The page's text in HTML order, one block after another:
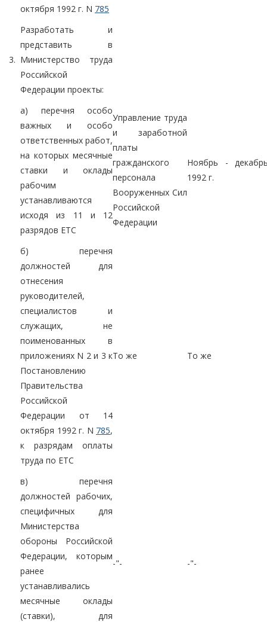
октября 1992 г. N 785
3.
Разработать и
представить в
Министерство труда
Российской
Федерации проекты:
а) перечня особо
важных и особо
ответственных работ,
на которых месячные
ставки и оклады
рабочим
устанавливаются
исходя из 11 и 12
разрядов ЕТС
Управление труда
и заработной
платы
гражданского
персонала
Вооруженных Сил
Российской
Федерации
Ноябрь -
1992 г.
б) перечня
должностей для
отнесения
руководителей,
специалистов и
служащих, не
поименованных в
приложениях N 2 и 3 к
Постановлению
Правительства
Российской
Федерации от 14
октября 1992 г. N 785,
к разрядам оплаты
труда по ЕТС
То же То же
в) перечня
должностей рабочих,
специфичных для
Министерства
обороны Российской
Федерации, которым
ранее
устанавливались
месячные оклады
(ставки), для
-"- -"-